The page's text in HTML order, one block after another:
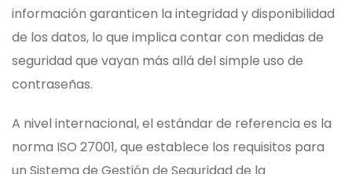
información garanticen la integridad y disponibilidad
de los datos, lo que implica contar con medidas de
seguridad que vayan más allá del simple uso de
contraseñas.
A nivel internacional, el estándar de referencia es la
norma ISO 27001, que establece los requisitos para
un Sistema de Gestión de Seguridad de la